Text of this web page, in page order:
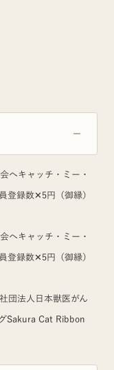
へキャッチ・ミー・
登録数✕5円（御縁）
へキャッチ・ミー・
登録数✕5円（御縁）
団法人日本獣医がん
Sakura Cat Ribbon